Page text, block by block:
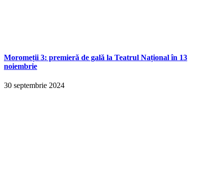
Moromeții 3: premieră de gală la Teatrul Național în 13
noiembrie
30 septembrie 2024